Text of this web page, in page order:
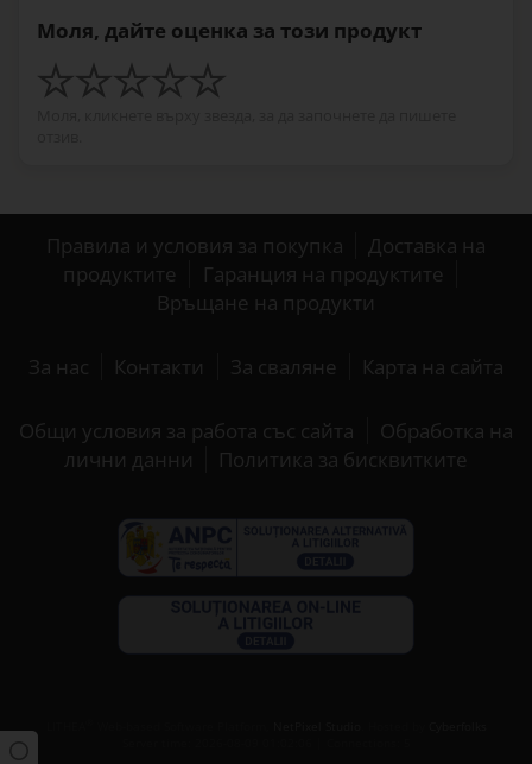
Моля, дайте оценка за този продукт
Правила и условия за покупка
Доставка на
продуктите
Гаранция на продуктите
Връщане на продукти
За нас Контакти За сваляне Карта на сайта
Общи условия за работа със сайта
Обработка на
лични данни
Политика за бисквитките